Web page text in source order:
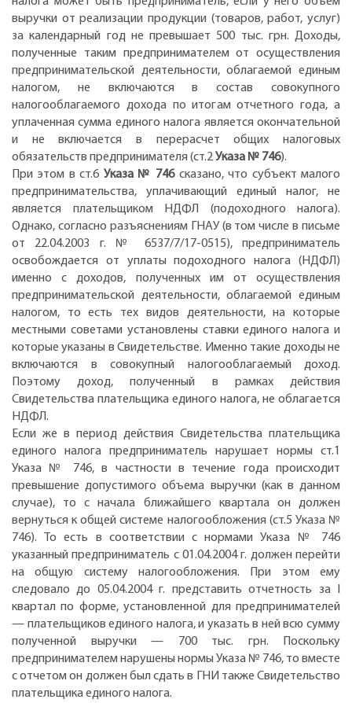
выручки от реализации продукции (товаров, работ, услуг)
за календарный год не превышает 500 тыс. грн. Доходы,
полученные таким предпринимателем от осуществления
предпринимательской деятельности, облагаемой единым
налогом, не включаются в состав совокупного
налогооблагаемого дохода по итогам отчетного года, а
уплаченная сумма единого налога является окончательной
и не включается в перерасчет общих налоговых
обязательств предпринимателя (ст.2Указа № 746).
При этом в ст.6 Указа № 746сказано, что субъект малого
предпринимательства, уплачивающий единый налог, не
является плательщиком НДФЛ (подоходного налога).
Однако, согласно разъяснениям ГНАУ (в том числе в письме
от 22.04.2003 г. № 6537/7/17-0515), предприниматель
освобождается от уплаты подоходного налога (НДФЛ)
именно с доходов, полученных им от осуществления
предпринимательской деятельности, облагаемой единым
налогом, то есть тех видов деятельности, на которые
местными советами установлены ставки единого налога и
которые указаны в Свидетельстве. Именно такие доходы не
включаются в совокупный налогооблагаемый доход.
Поэтому доход, полученный в рамках действия
Свидетельства плательщика единого налога, не облагается
НДФЛ.
Если же в период действия Свидетельства плательщика
единого налога предприниматель нарушает нормы ст.1
Указа № 746, в частности в течение года происходит
превышение допустимого объема выручки (как в данном
случае), то с начала ближайшего квартала он должен
вернуться к общей системе налогообложения (ст.5 Указа №
746). То есть в соответствии с нормами Указа № 746
указанный предприниматель с 01.04.2004 г. должен перейти
на общую систему налогообложения. При этом ему
следовало до 05.04.2004 г. представить отчетность за I
квартал по форме, установленной для предпринимателей
— плательщиков единого налога, и указать в ней всю сумму
полученной выручки — 700 тыс. грн. Поскольку
предпринимателем нарушены нормы Указа № 746, то вместе
с отчетом он должен был сдать в ГНИ также Свидетельство
плательщика единого налога.